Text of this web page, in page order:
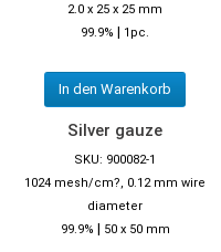
2.0 x 25 x 25 mm
99.9% | 1pc.
In den Warenkorb
Silver gauze
SKU: 900082-1
1024 mesh/cm?, 0.12 mm wire
diameter
99.9% | 50 x 50 mm